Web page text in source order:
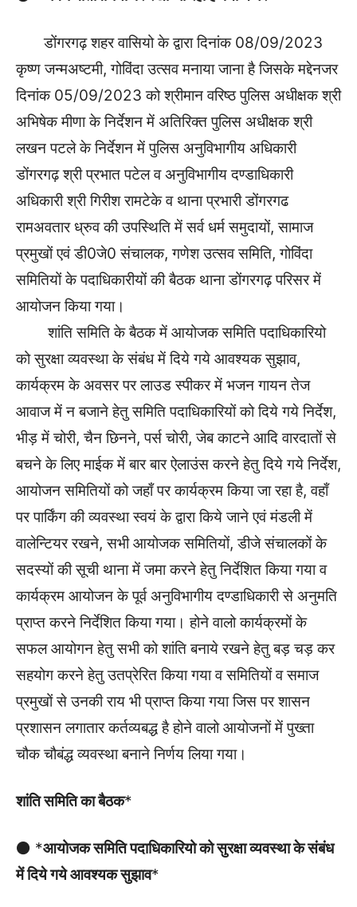
डोंगरगढ़ शहर वासियो के द्वारा दिनांक 08/09/2023
कृष्ण जन्मअष्टमी, गोविंदा उत्सव मनाया जाना है जिसके मद्देनजर
दिनांक 05/09/2023 को श्रीमान वरिष्ठ पुलिस अधीक्षक श्री
अभिषेक मीणा के निर्देशन में अतिरिक्त पुलिस अधीक्षक श्री
लखन पटले के निर्देशन में पुलिस अनुविभागीय अधिकारी
डोंगरगढ़ श्री प्रभात पटेल व अनुविभागीय दण्डाधिकारी
अधिकारी श्री गिरीश रामटेके व थाना प्रभारी डोंगरगढ
रामअवतार ध्रुव की उपस्थिति में सर्व धर्म समुदायों, सामाज
प्रमुखों एवं डी0जे0 संचालक, गणेश उत्सव समिति, गोविंदा
समितियों के पदाधिकारीयों की बैठक थाना डोंगरगढ़ परिसर में
आयोजन किया गया।
शांति समिति के बैठक में आयोजक समिति पदाधिकारियो
को सुरक्षा व्यवस्था के संबंध में दिये गये आवश्यक सुझाव,
कार्यक्रम के अवसर पर लाउड स्पीकर में भजन गायन तेज
आवाज में न बजाने हेतु समिति पदाधिकारियों को दिये गये निर्देश,
भीड़ में चोरी, चैन छिनने, पर्स चोरी, जेब काटने आदि वारदातों से
बचने के लिए माईक में बार बार ऐलाउंस करने हेतु दिये गये निर्देश,
आयोजन समितियों को जहाँ पर कार्यक्रम किया जा रहा है, वहाँ
पर पार्किंग की व्यवस्था स्वयं के द्वारा किये जाने एवं मंडली में
वालेन्टियर रखने, सभी आयोजक समितियों, डीजे संचालकों के
सदस्यों की सूची थाना में जमा करने हेतु निर्देशित किया गया व
कार्यक्रम आयोजन के पूर्व अनुविभागीय दण्डाधिकारी से अनुमति
प्राप्त करने निर्देशित किया गया। होने वालो कार्यक्रमों के
सफल आयोगन हेतु सभी को शांति बनाये रखने हेतु बड़ चड़ कर
सहयोग करने हेतु उतप्रेरित किया गया व समितियों व समाज
प्रमुखों से उनकी राय भी प्राप्त किया गया जिस पर शासन
प्रशासन लगातार कर्तव्यबद्ध है होने वालो आयोजनों में पुख्ता
चौक चौबंद्ध व्यवस्था बनाने निर्णय लिया गया।
शांति समिति का बैठक*
⚫ *आयोजक समिति पदाधिकारियो को सुरक्षा व्यवस्था के संबंध
में दिये गये आवश्यक सुझाव*